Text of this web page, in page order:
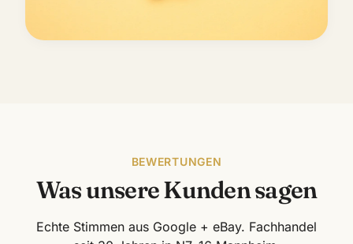
BEWERTUNGEN
Was unsere Kunden sagen
Echte Stimmen aus Google + eBay. Fachhandel